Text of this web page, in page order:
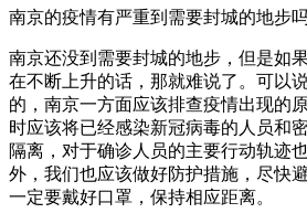
南京的疫情有严重到需要封城的地步
南京还没到需要封城的地步，但是如
在不断上升的话，那就难说了。可以
的，南京一方面应该排查疫情出现的
时应该将已经感染新冠病毒的人员和
隔离，对于确诊人员的主要行动轨迹
外，我们也应该做好防护措施，尽快
一定要戴好口罩，保持相应距离。